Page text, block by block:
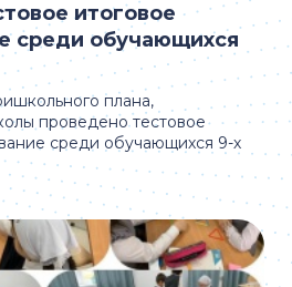
плана,
проведено тестовое
среди обучающихся 9-х
итоговое
среди обучающихся